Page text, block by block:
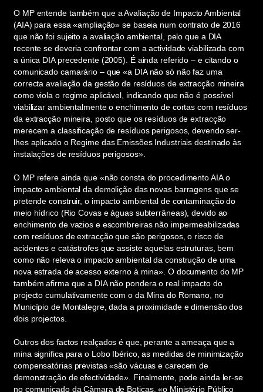
O MP entende também que a Avaliação de Impacto Ambiental
(AIA) para essa «ampliação» se baseia num contrato de 2016
que não foi sujeito a avaliação ambiental, pelo que a DIA
recente se deveria confrontar com a actividade viabilizada com
a única DIA precedente (2005). É ainda referido – e citando o
comunicado camarário – que «a DIA não só não faz uma
correcta avaliação da gestão de resíduos de extracção mineira
como viola o regime aplicável, indicando que não é possível
viabilizar ambientalmente o enchimento de cortas com resíduos
da extracção mineira, posto que os resíduos de extracção
merecem a classificação de resíduos perigosos, devendo ser-
lhes aplicado o Regime das Emissões Industriais destinado às
instalações de resíduos perigosos».
O MP refere ainda que «não consta do procedimento AIA o
impacto ambiental da demolição das novas barragens que se
pretende construir, o impacto ambiental de contaminação do
meio hídrico (Rio Covas e águas subterrâneas), devido ao
enchimento de vazios e escombreiras não impermeabilizadas
com resíduos de extracção que são perigosos, o risco de
acidentes e catástrofes que assiste aquelas estruturas, bem
como não releva o impacto ambiental da construção de uma
nova estrada de acesso externo à mina». O documento do MP
também afirma que a DIA não pondera o real impacto do
projecto cumulativamente com o da Mina do Romano, no
Município de Montalegre, dada a proximidade e dimensão dos
dois projectos.
Outros dos factos realçados é que, perante a ameaça que a
mina significa para o Lobo Ibérico, as medidas de minimização
compensatórias previstas «são vácuas e carecem de
demonstração de efectividade». Finalmente, pode ainda ler-se
no comunicado da Câmara de Boticas, «o Ministério Público